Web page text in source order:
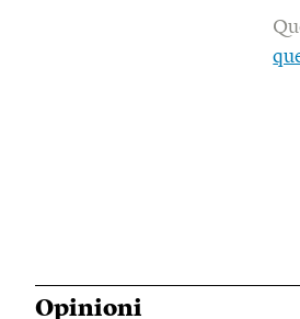
Opinioni